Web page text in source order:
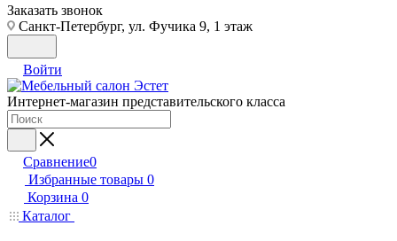
Заказать звонок
Санкт-Петербург, ул. Фучика 9, 1 этаж
Войти
Интернет-магазин представительского класса
Сравнение0
Избранные товары 0
Корзина 0
Каталог